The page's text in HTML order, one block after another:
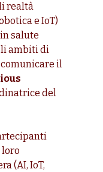
realtà
e IoT)
salute
ambiti di
il
del
loro
(AI, IoT,